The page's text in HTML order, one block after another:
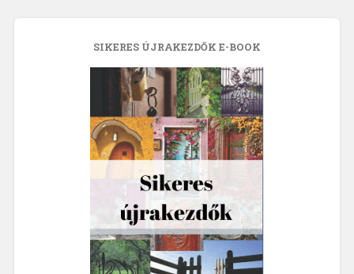
SIKERES ÚJRAKEZDŐK E-BOOK